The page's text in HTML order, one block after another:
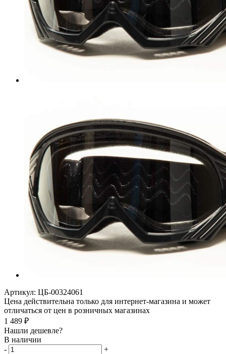
Артикул: ЦБ-00324061
Цена действительна только для интернет-магазина и может
отличаться от цен в розничных магазинах
1 489 ₽
Нашли дешевле?
В наличии
-
+